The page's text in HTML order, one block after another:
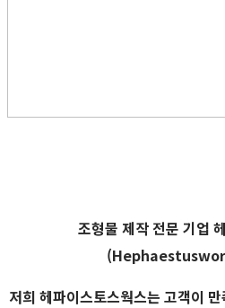
조형물 제작 전문 기업
저희 헤파이스토스웍스는 고객이